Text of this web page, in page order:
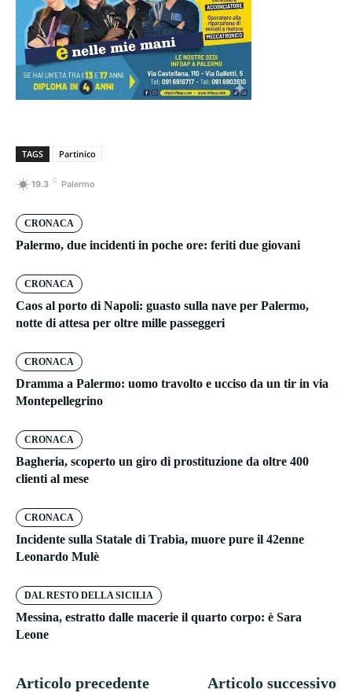
TAGS Partinico
19.3 C Palermo
CRONACA
Palermo, due incidenti in poche ore: feriti due giovani
CRONACA
Caos al porto di Napoli: guasto sulla nave per Palermo,
notte di attesa per oltre mille passeggeri
CRONACA
Dramma a Palermo: uomo travolto e ucciso da un tir in via
Montepellegrino
CRONACA
Bagheria, scoperto un giro di prostituzione da oltre 400
clienti al mese
CRONACA
Incidente sulla Statale di Trabia, muore pure il 42enne
Leonardo Mulè
DAL RESTO DELLA SICILIA
Messina, estratto dalle macerie il quarto corpo: è Sara
Leone
Articolo precedente Articolo successivo